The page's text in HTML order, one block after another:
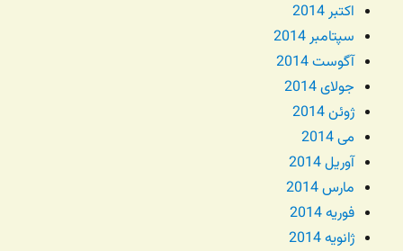
اکتبر 2014
سپتامبر 2014
آگوست 2014
جولای 2014
ژوئن 2014
می 2014
آوریل 2014
مارس 2014
فوریه 2014
ژانویه 2014